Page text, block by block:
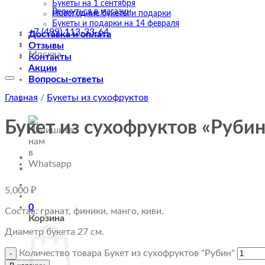
Букеты на 1 сентября
Новогодние букеты и подарки
Букеты и подарки на 14 февраля
Доставка и оплата
Отзывы
Контакты
Акции
Вопросы-ответы
0
Корзина
Вернуться в магазин
+7 (499) 113-33-64
Москва
Главная / Букеты из сухофруктов
Букет из сухофруктов
5,000 ₽
Состав: гранат, финики, манго, киви.
Диаметр букета 27 см.
Количество товара Букет из сухофруктов "Рубин"